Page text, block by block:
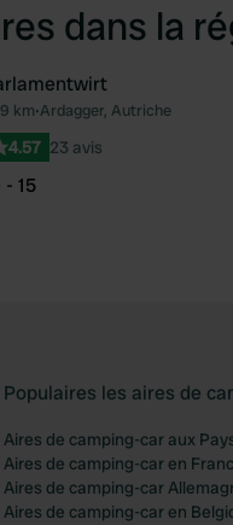
dans la
km•Ardagger, Autriche
4.57 23 avis
- 15
Populaires les aires de
Aires de camping-car aux
Aires de camping-car en
Aires de camping-car
Aires de camping-car en